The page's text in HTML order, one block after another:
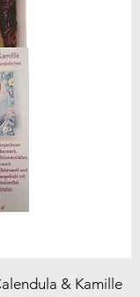
& Kamille